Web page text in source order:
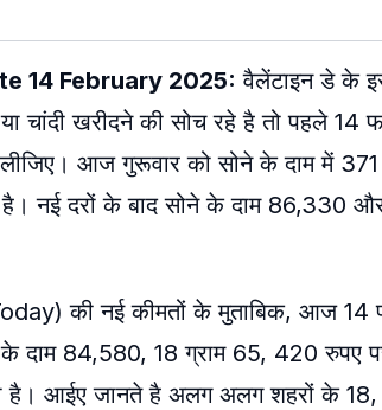
14 February 2025: वैलेंटाइन डे के
चांदी खरीदने की सोच रहे है तो पहले 14
आज गुरूवार को सोने के दाम में 371
नई दरों के बाद सोने के दाम 86,330
की नई कीमतों के मुताबिक, आज 14
84,580, 18 ग्राम 65, 420 रुपए
है। आईए जानते है अलग अलग शहरों के